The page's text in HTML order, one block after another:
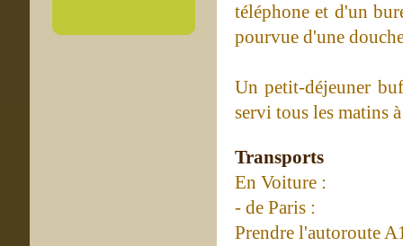
téléphone et d'un
pourvue d'une
Un petit-déjeuner
servi tous les matins
Transports
En Voiture :
- de Paris :
Prendre l'autoroute